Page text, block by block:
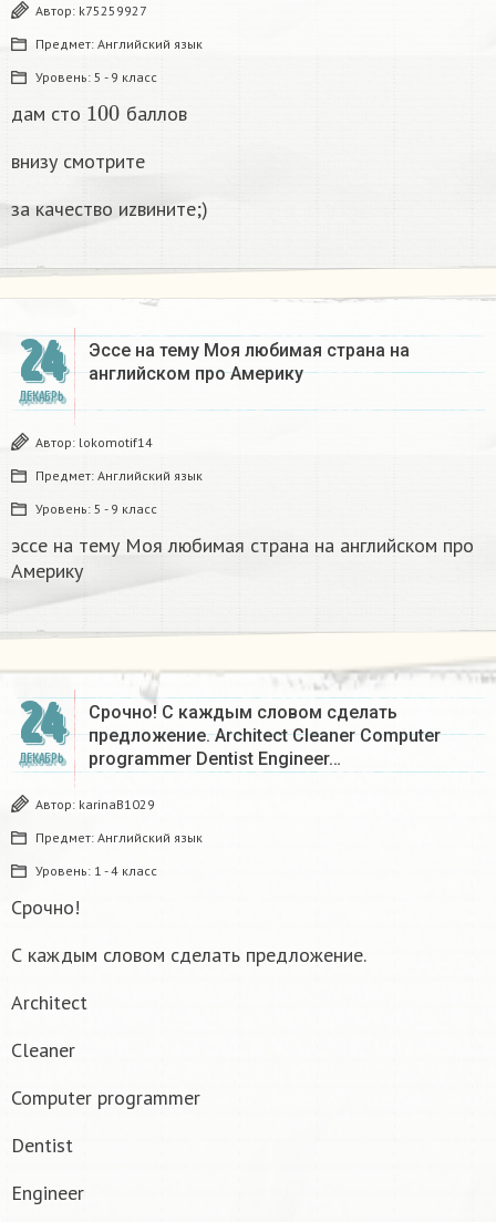
Автор: k75259927
Предмет: Английский язык
Уровень: 5 - 9 класс
дам сто
100
баллов
внизу смотрите
за качество иzвините;)
24
ДЕКАБРЬ
Эссе на тему Моя любимая страна на
английском про Америку​
Автор: lokomotif14
Предмет: Английский язык
Уровень: 5 - 9 класс
эссе на тему Моя любимая страна на английском про
Америку​
24
ДЕКАБРЬ
Срочно! С каждым словом сделать
предложение. Architect Cleaner Computer
programmer Dentist Engineer…
Автор: karinaB1029
Предмет: Английский язык
Уровень: 1 - 4 класс
Срочно!
С каждым словом сделать предложение.
Architect
Cleaner
Computer programmer
Dentist
Engineer